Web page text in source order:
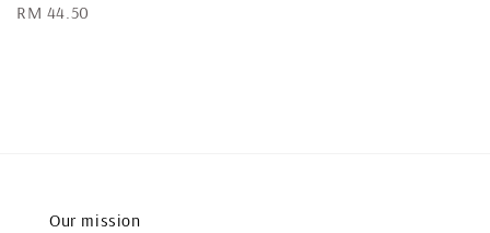
Regular
RM 44.50
Our mission